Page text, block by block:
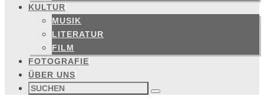
KULTUR
MUSIK
LITERATUR
FILM
FOTOGRAFIE
ÜBER UNS
Suchen
nach: Suchen